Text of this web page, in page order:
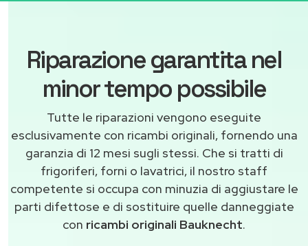
Riparazione garantita nel
minor tempo possibile
Tutte le riparazioni vengono eseguite
esclusivamente con ricambi originali, fornendo una
garanzia di 12 mesi sugli stessi. Che si tratti di
frigoriferi, forni o lavatrici, il nostro staff
competente si occupa con minuzia di aggiustare le
parti difettose e di sostituire quelle danneggiate
con ricambi originali Bauknecht.